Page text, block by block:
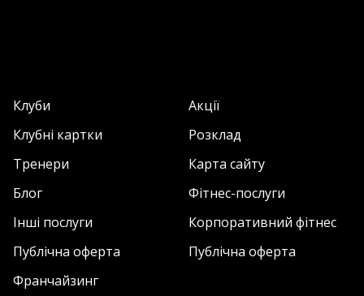
Клуби
Акції
Клубні картки
Розклад
Тренери
Карта сайту
Блог
Фітнес-послуги
Інші послуги
Корпоративний фітнес
Публічна оферта
Публічна оферта
Франчайзинг